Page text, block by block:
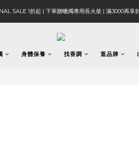
SALE 1折起 | 下單贈蠟燭專用長火柴 | 滿3000再享
身體保養 找香調 逛品牌